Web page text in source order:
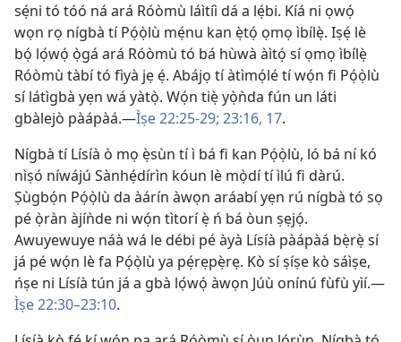
sẹ́ni tó tóó ná ará Róòmù láìtíì dá a lẹ́bi. Kíá ni ọwọ́
wọn rọ nígbà tí Pọ́ọ̀lù mẹ́nu kan ẹ̀tọ́ ọmọ ìbílẹ̀. Iṣẹ́ lè
bọ́ lọ́wọ́ ọ̀gá ará Róòmù tó bá hùwà àìtọ́ sí ọmọ ìbílẹ̀
Róòmù tàbí tó fìyà jẹ ẹ́. Abájọ tí àtìmọ́lé tí wọ́n fi Pọ́ọ̀lù
sí látìgbà yẹn wá yàtọ̀. Wọ́n tiẹ̀ yọ̀ǹda fún un láti
gbàlejò pàápàá.—Ìṣe 22:25-29; 23:16, 17.
Nígbà tí Lísíà ò mọ ẹ̀sùn tí ì bá fi kan Pọ́ọ̀lù, ló bá ní kó
nìṣó níwájú Sànhẹ́dírìn kóun lè mọ̀dí tí ìlú fi dàrú.
Ṣùgbọ́n Pọ́ọ̀lù da àárín àwọn aráabí yẹn rú nígbà tó sọ
pé ọ̀ràn àjíǹde ni wọ́n tìtorí ẹ̀ ń bá òun ṣẹjọ́.
Awuyewuye náà wá le débi pé àyà Lísíà pàápàá bẹ̀rẹ̀ sí
já pé wọ́n lè fa Pọ́ọ̀lù ya pẹ́rẹpẹ̀rẹ. Kò sí ṣíṣe kò sáìṣe,
ńṣe ni Lísíà tún já a gbà lọ́wọ́ àwọn Júù onínú fùfù yìí.—
Ìṣe 22:30–23:10.